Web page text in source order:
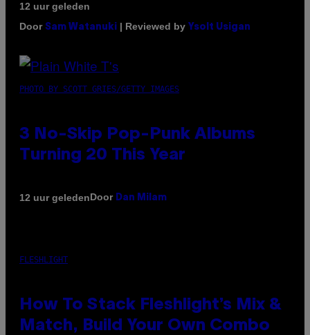
12 uur geleden
Door Sam Watanuki | Reviewed by Ysolt Usigan
PHOTO BY SCOTT GRIES/GETTY IMAGES
3 No-Skip Pop-Punk Albums
Turning 20 This Year
12 uur geledenDoor Dan Milam
FLESHLIGHT
How To Stack Fleshlight’s Mix &
Match, Build Your Own Combo